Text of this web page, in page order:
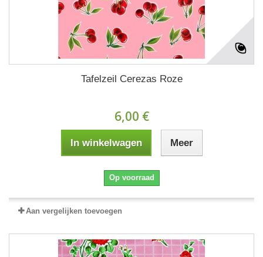
Tafelzeil Cerezas Roze
6,00 €
In winkelwagen Meer
Op voorraad
Aan vergelijken toevoegen